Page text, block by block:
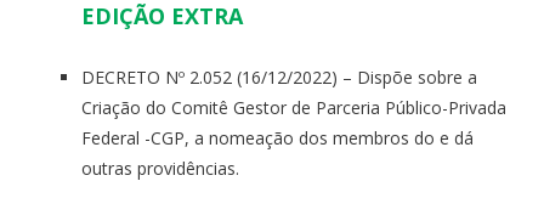
EDIÇÃO EXTRA
DECRETO Nº 2.052 (16/12/2022) – Dispõe sobre a
Criação do Comitê Gestor de Parceria Público-Privada
Federal -CGP, a nomeação dos membros do e dá
outras providências.